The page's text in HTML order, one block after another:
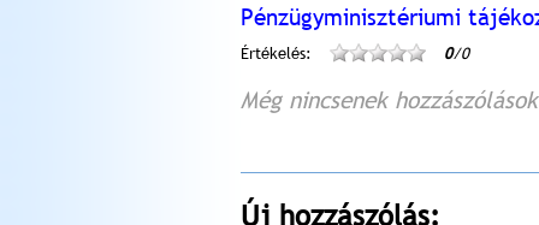
Pénzügyminisztériumi
Értékelés: 0/0
Még nincsenek hozzászólások
Új hozzászólás: